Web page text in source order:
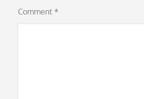
Comment *